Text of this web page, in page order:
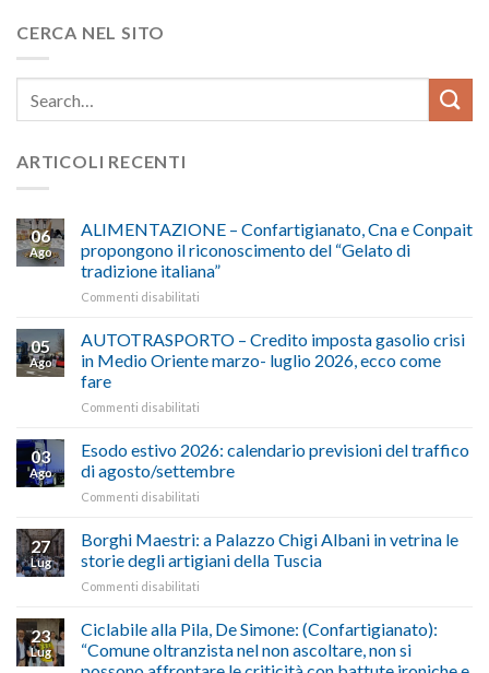
CERCA NEL SITO
ARTICOLI RECENTI
06
Ago
ALIMENTAZIONE – Confartigianato, Cna e Conpait
propongono il riconoscimento del “Gelato di
tradizione italiana”
Commenti disabilitati
–
Confartigianato,
Cna
il
riconoscimento
del
tradizione
italiana”
05
Ago
AUTOTRASPORTO – Credito imposta gasolio crisi
in Medio Oriente marzo- luglio 2026, ecco come
fare
Commenti disabilitati
–
Credito
imposta
in
Medio
Oriente
2026,
ecco
come
03
Ago
Esodo estivo 2026: calendario previsioni del traffico
di agosto/settembre
Commenti disabilitati
estivo
2026:
calendario
traffico
di
agosto/settembre
27
Lug
Borghi Maestri: a Palazzo Chigi Albani in vetrina le
storie degli artigiani della Tuscia
Commenti disabilitati
Maestri:
a
Palazzo
23
Lug
Ciclabile alla Pila, De Simone: (Confartigianato):
“Comune oltranzista nel non ascoltare, non si